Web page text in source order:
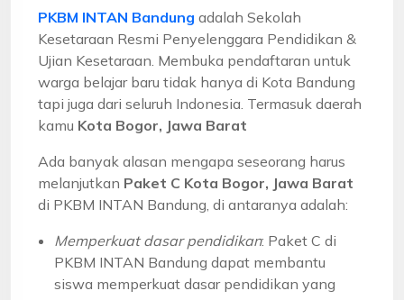
PKBM INTAN Bandung adalah Sekolah
Kesetaraan Resmi Penyelenggara Pendidikan &
Ujian Kesetaraan. Membuka pendaftaran untuk
warga belajar baru tidak hanya di Kota Bandung
tapi juga dari seluruh Indonesia. Termasuk daerah
kamu Kota Bogor, Jawa Barat
Ada banyak alasan mengapa seseorang harus
melanjutkan Paket C Kota Bogor, Jawa Barat
di PKBM INTAN Bandung, di antaranya adalah:
Memperkuat dasar pendidikan: Paket C di
PKBM INTAN Bandung dapat membantu
siswa memperkuat dasar pendidikan yang